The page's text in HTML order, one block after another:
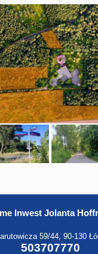
Inwest Jolanta
59/44, 90-130
503707770